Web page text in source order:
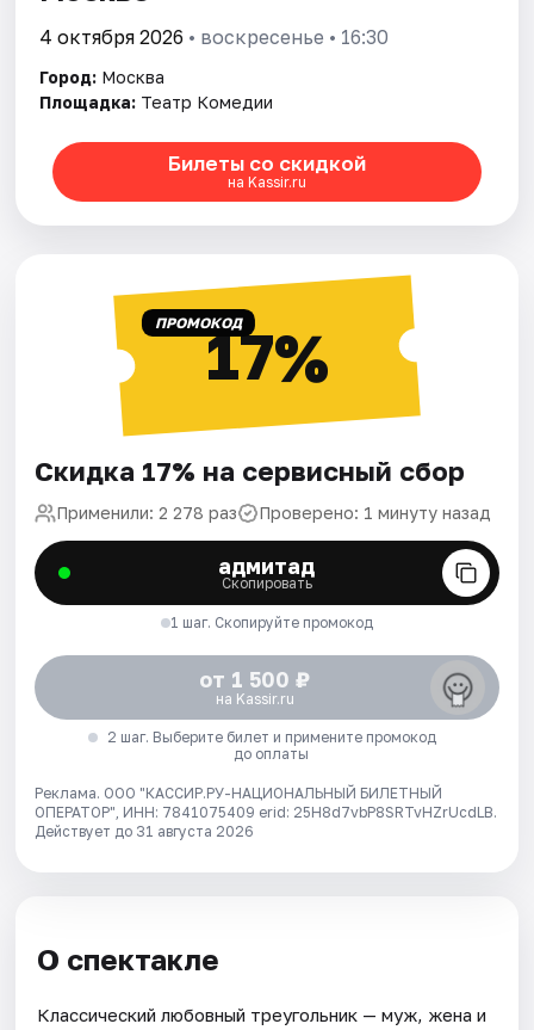
4 октября 2026 • воскресенье • 16:30
Город: Москва
Площадка: Театр Комедии
Билеты со скидкой
на Kassir.ru
ПРОМОКОД17%
Скидка 17% на сервисный сбор
Применили: 2 278 раз Проверено: 1 минуту назад
адмитад
Скопировать
1 шаг. Скопируйте промокод
от 1 500 ₽
на Kassir.ru
2 шаг. Выберите билет и примените промокод
до оплаты
Реклама. ООО "КАССИР.РУ-НАЦИОНАЛЬНЫЙ БИЛЕТНЫЙ
ОПЕРАТОР", ИНН: 7841075409 erid: 25H8d7vbP8SRTvHZrUcdLB.
Действует до 31 августа 2026
О спектакле
Классический любовный треугольник — муж, жена и